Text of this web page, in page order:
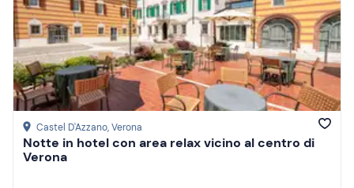
Castel D'Azzano, Verona
Notte in hotel con area relax vicino al centro di
Verona